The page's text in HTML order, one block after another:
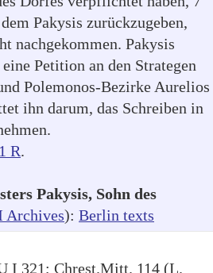
Pakysis zurückzugeben,
nachgekommen. Pakysis
Petition an den Strategen
Polemonos-Bezirke Aurelios
ihn darum, das Schreiben in
R.
Pakysis, Sohn des
Archives): Berlin texts
I 321; Chrest.Mitt. 114 (L.